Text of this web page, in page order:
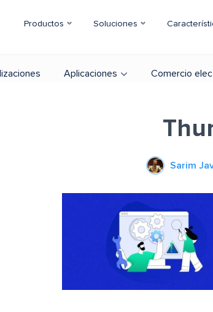
Productos Soluciones
Aplicaciones Comercio
Sarim